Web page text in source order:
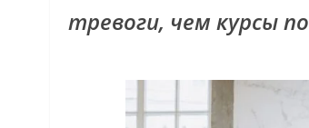
тревоги, чем курсы по